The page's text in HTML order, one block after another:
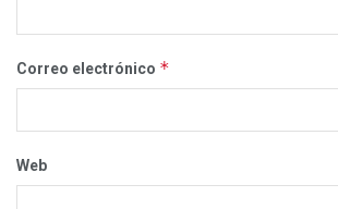
Correo electrónico *
Web